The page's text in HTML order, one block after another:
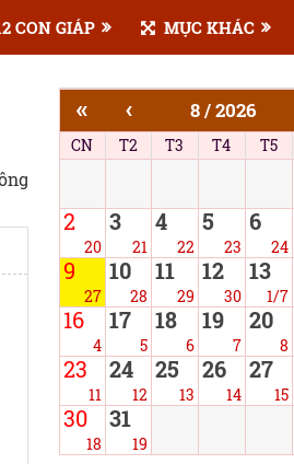
CON GIÁP MỤC KHÁC
« ‹ 8 / 2026
CN T2 T3 T4 T5
2
20
3
21
4
22
5
23
6
24
9
27
10
28
11
29
12
30
13
1/7
16
4
17
5
18
6
19
7
20
8
23
11
24
12
25
13
26
14
27
15
30
18
31
19